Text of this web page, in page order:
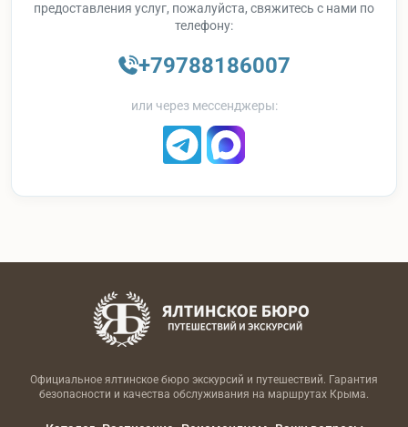
предоставления услуг, пожалуйста, свяжитесь с нами по
телефону:
+79788186007
или через мессенджеры:
Официальное ялтинское бюро экскурсий и путешествий. Гарантия
безопасности и качества обслуживания на маршрутах Крыма.